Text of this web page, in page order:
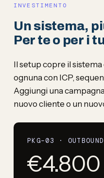
INVESTIMENTO
Un sistema,
Per te o per i
Il setup copre il
ognuna con ICP,
Aggiungi una
nuovo cliente o un
PKG–03 ·
€4.800